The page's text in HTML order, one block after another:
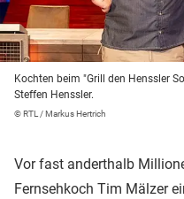
Kochten beim "Grill den Henssler
Steffen Henssler.
© RTL / Markus Hertrich
Vor fast anderthalb
Fernsehkoch Tim Mälzer